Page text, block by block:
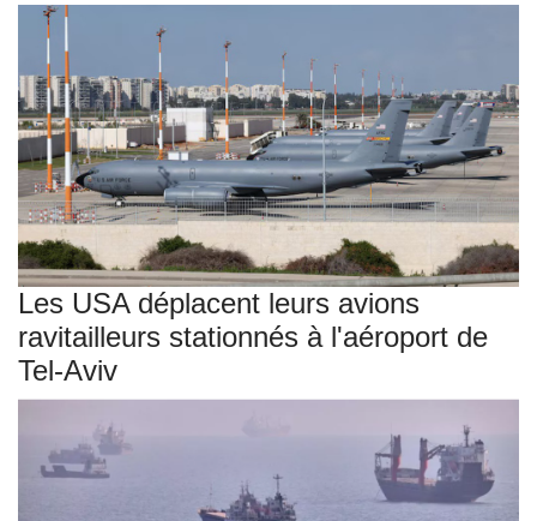
Les USA déplacent leurs avions
ravitailleurs stationnés à l'aéroport de
Tel-Aviv